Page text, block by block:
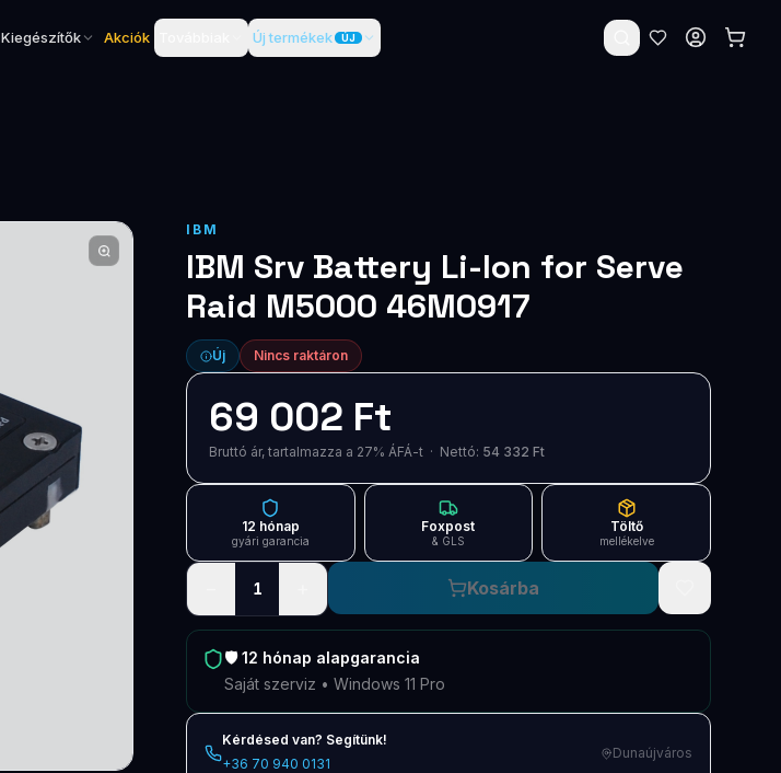
Kiegészítők Akciók Új termékek ÚJ
IBM
IBM Srv Battery Li-Ion for Serve
Raid M5000 46M0917
Új Nincs raktáron
69 002 Ft
Bruttó ár, tartalmazza a 27% ÁFÁ-t · Nettó: 54 332 Ft
12 hónap
gyári garancia
Foxpost
& GLS
Töltő
mellékelve
1 Kosárba
🛡️12 hónap alapgarancia
Saját szerviz • Windows 11 Pro
Kérdésed van? Segítünk!
+36 70 940 0131
Dunaújváros